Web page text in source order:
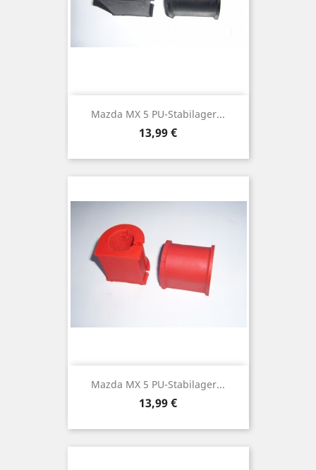
Mazda MX 5 PU-Stabilager...
Preis
13,99 €
Mazda MX 5 PU-Stabilager...
Preis
13,99 €